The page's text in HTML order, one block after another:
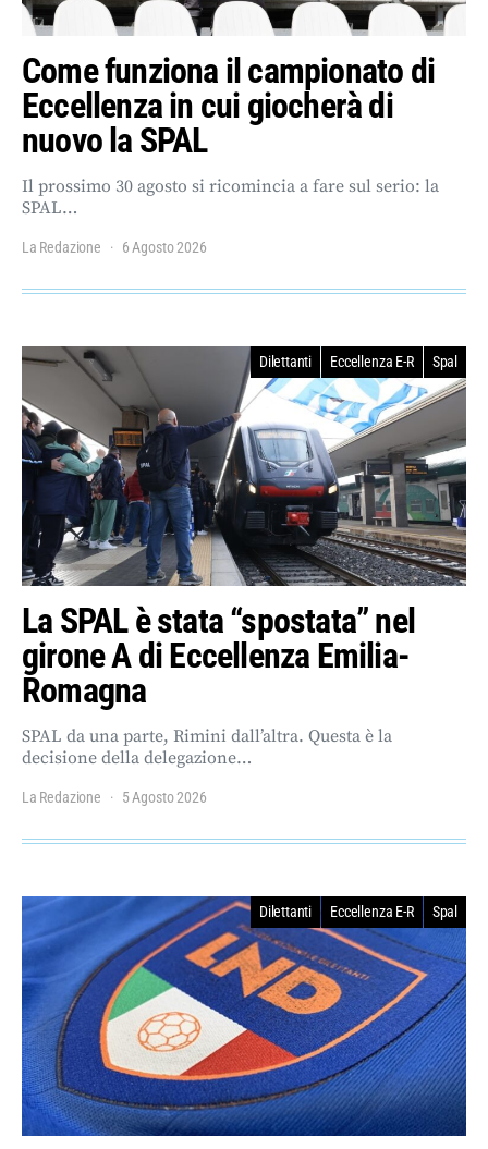
Come funziona il campionato di
Eccellenza in cui giocherà di
nuovo la SPAL
Il prossimo 30 agosto si ricomincia a fare sul serio: la
SPAL…
La Redazione 6 Agosto 2026
Dilettanti Eccellenza E-R Spal
La SPAL è stata “spostata” nel
girone A di Eccellenza Emilia-
Romagna
SPAL da una parte, Rimini dall’altra. Questa è la
decisione della delegazione…
La Redazione 5 Agosto 2026
Dilettanti Eccellenza E-R Spal